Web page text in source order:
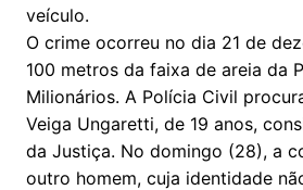
veículo.
O crime ocorreu no dia 21 de
100 metros da faixa de areia da
Milionários. A Polícia Civil
Veiga Ungaretti, de 19 anos,
da Justiça. No domingo (28), a
outro homem, cuja identidade